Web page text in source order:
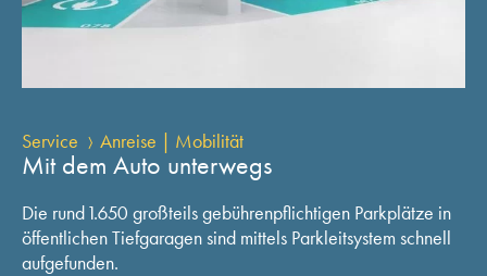
Service Anreise | Mobilität
Mit dem Auto unterwegs
Die rund 1.650 großteils gebührenpflichtigen Parkplätze in
öffentlichen Tiefgaragen sind mittels Parkleitsystem schnell
aufgefunden.